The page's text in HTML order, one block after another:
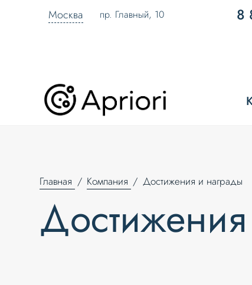
Москва пр. Главный, 10 8
Главная Компания Достижения и награды